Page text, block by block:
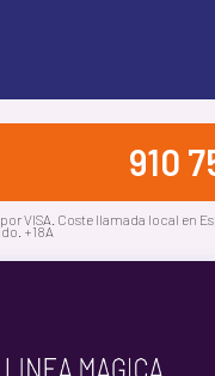
910
VISA. Coste llamada local en
+18A